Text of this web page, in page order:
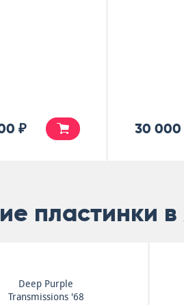
₽ 30 000
пластинки
Dies Irae
First